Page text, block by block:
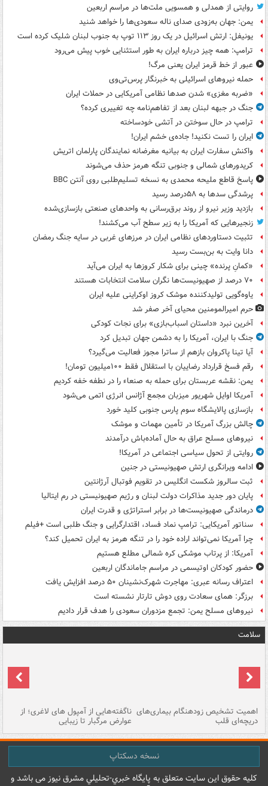
روایتی از همدلی و همسویی ملت‌ها در مراسم اربعین
یمن: جهان به‌زودی صدای ناله سعودی‌ها را خواهد شنید
یونیفل: ارتش اسرائیل در یک روز ۱۱۳ توپ به جنوب لبنان شلیک کرده است
ترامپ: همه چیز درباره ایران به طور استثنایی خوب پیش می‌رود
عبور از خط قرمز ایران یعنی مرگ!
حمله نیروهای اسرائیلی به خبرنگار پرس‌تی‌وی
«ضربه مغزی» شدن صدها نظامی آمریکایی در حملات ایران
جنگ در جبهه لبنان بعد از تفاهم‌نامه چه تغییری کرده؟
ترامپ در حال سوختن در آتشی خودساخته
ایران را تست نکنید! جاده‌ی خشم ایران!
واکنش سفارت ایران به بیانیه مغرضانه نمایندگان پارلمان اتریش
کریدورهای شمالی و جنوبی تنگه هرمز حذف می‌شوند
پاسخ قاطع ملیحه محمدی به نسخه تسلیم‌طلبی روی آنتن BBC
پرشدگی سدها به ۵۸درصد رسید
بازدید وزیر نیرو از روند برق‌رسانی به واحدهای صنعتی بازسازی‌شده
زنجیرهایی که آمریکا را به زیر سطح آب می‌کشند!
تثبیت دستاوردهای نظامی ایران در مرزهای غربی در سایه جنگ رمضان
دانا وایت به بن‌بست رسید
«کمانِ پرنده» چینی برای شکار کروزها به ایران می‌آید
۷۰ درصد از صهیونیست‌ها نگران سلامت انتخابات هستند
یاوه‌گویی تولیدکننده موشک کروز اوکراینی علیه ایران
حرم امیرالمومنین محیای آخر صفر شد
آخرین نبرد «داستان اسباب‌بازی» برای نجات کودکی
جنگ با ایران، آمریکا را به دشمن جهان تبدیل کرد
آیا تینا پاکروان بازهم از ساترا مجوز فعالیت می‌گیرد؟
رقم فسخ قرارداد رضاییان با استقلال فقط ۱۰۰میلیون تومان!
یمن: نقشه عربستان برای حمله به صنعاء را در نطفه خفه کردیم
آمریکا اوایل شهریور میزبان مجمع آژانس انرژی اتمی می‌شود
بازسازی پالایشگاه سوم پارس جنوبی کلید خورد
چالش بزرگ آمریکا در تأمین مهمات و موشک
نیروهای مسلح عراق به حال آماده‌باش درآمدند
روایتی از تحول سیاسی اجتماعی در آمریکا!
ادامه ویرانگری ارتش صهیونیستی در جنین
ثبت سالروز شکست انگلیس در تقویم فوتبال آرژانتین
پایان دور جدید مذاکرات دولت لبنان و رژیم صهیونیستی در رم ایتالیا
درماندگی صهیونیست‌ها در برابر استراتژی و قدرت ایران
سناتور آمریکایی: ترامپ نماد فساد، اقتدارگرایی و جنگ طلبی است +فیلم
چرا آمریکا نمی‌تواند اراده خود را در تنگه هرمز به ایران تحمیل کند؟
آمریکا: از پرتاب موشکی کره شمالی مطلع هستیم
حضور کودکان اوتیسمی در مراسم جاماندگان اربعین
اعتراف رسانه عبری: مهاجرت شهرک‌نشینان ۵۰ درصد افزایش یافت
برزگر: همای سعادت روی دوش تارتار نشسته است
نیروهای مسلح یمن: تجمع مزدوران سعودی را هدف قرار دادیم
سلامت
اهمیت تشخیص زودهنگام بیماری‌های
دریچه‌ای قلب
ناگفته‌هایی از آمپول های لاغری؛ از
عوارض مرگبار تا زیبایی
نسخه دسکتاپ
کليه حقوق اين سايت متعلق به پایگاه خبري-تحليلي مشرق نيوز می باشد و